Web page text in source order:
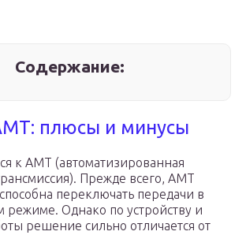
Содержание:
плюсы и минусы
к АМТ (автоматизированная
Прежде всего, АМТ
переключать передачи в
режиме. Однако по устройству и
решение сильно отличается от